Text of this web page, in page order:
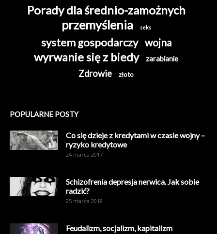
Porady dla średnio-zamożnych
przemyślenia seks
system gospodarczy wojna
wyrwanie się z biedy zarabianie
Zdrowie złoto
POPULARNE POSTY
Co się dzieje z kredytami w czasie wojny –
ryzyko kredytowe
24 marca 2017
Schizofrenia depresja nerwica. Jak sobie
radzić?
25 marca 2018
Feudalizm, socjalizm, kapitalizm